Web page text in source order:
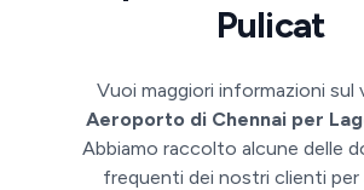
Pulicat
Vuoi maggiori informazioni sul
Aeroporto di Chennai per
Abbiamo raccolto alcune delle
frequenti dei nostri clienti per